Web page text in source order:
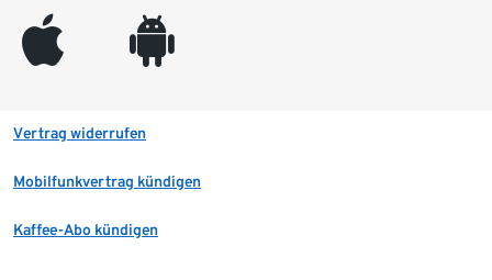
appleinc android
Vertrag widerrufen
Mobilfunkvertrag kündigen
Kaffee-Abo kündigen